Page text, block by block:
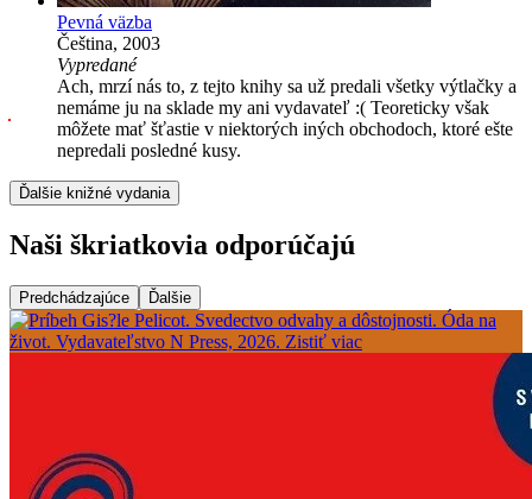
Pevná väzba
Čeština, 2003
Vypredané
Ach, mrzí nás to, z tejto knihy sa už predali všetky výtlačky a
nemáme ju na sklade my ani vydavateľ :( Teoreticky však
môžete mať šťastie v niektorých iných obchodoch, ktoré ešte
nepredali posledné kusy.
Ďalšie knižné vydania
Naši škriatkovia odporúčajú
Predchádzajúce Ďalšie